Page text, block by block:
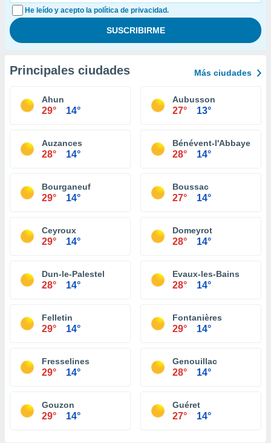
He leído y acepto la política de privacidad.
Principales ciudades Más ciudades
Ahun
29° 14°
Aubusson
27° 13°
Auzances
28° 14°
Bénévent-l'Abbaye
28° 14°
Bourganeuf
29° 14°
Boussac
27° 14°
Ceyroux
29° 14°
Domeyrot
28° 14°
Dun-le-Palestel
28° 14°
Evaux-les-Bains
28° 14°
Felletin
29° 14°
Fontanières
29° 14°
Fresselines
29° 14°
Genouillac
28° 14°
Gouzon
29° 14°
Guéret
27° 14°